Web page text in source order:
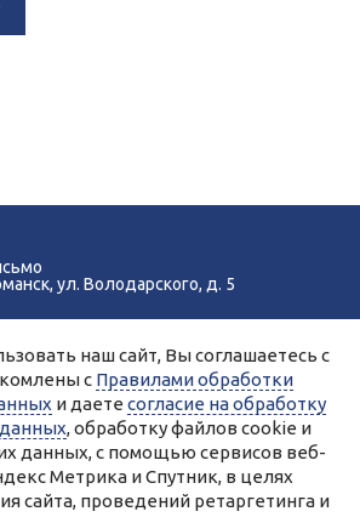
ул. Володарского, д. 5
Педагогический Колледж.
работы сайта и его взаимодействия с
файлы cookie и сервисы веб-
Яндекс.Метрика, Спутник.
с сайтом, Вы даете разрешение на
файлов и согласие на обработку данных
Яндекс.Метрика, Спутник.
файлы cookie в настройках Вашего
браузера.
наш сайт, Вы соглашаетесь с
с Правилами обработки
и даете согласие на обработку
, обработку файлов cookie и
данных, с помощью сервисов веб-
Метрика и Спутник, в целях
сайта, проведений ретаргетинга и